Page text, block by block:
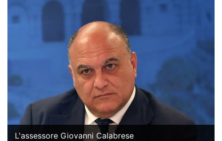
L'assessore Giovanni Calabrese